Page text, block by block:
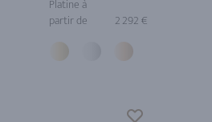
Platine à
partir de
2 292 €